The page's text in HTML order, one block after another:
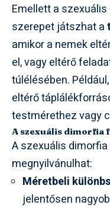
Emellett a
szerepet játszhat a
amikor a nemek
el, vagy eltérő
túlélésében.
eltérő
testmérethez vagy
A szexuális dimorfia
A szexuális
megnyilvánulhat:
Méretbeli
jelentősen